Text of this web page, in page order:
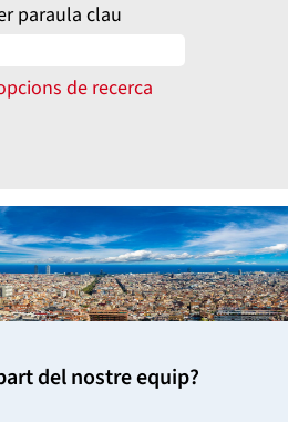
paraula clau
de recerca
del nostre equip?